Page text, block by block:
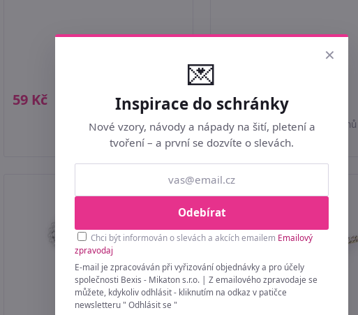
59 Kč
Skladem7ks
119 Kč
Do 1–3 pracovních dnů
×
💌
Inspirace do schránky
Nové vzory, návody a nápady na šití, pletení a
tvoření – a první se dozvíte o slevách.
Odebírat
Chci být informován o slevách a akcích emailem Emailový
zpravodaj
E-mail je zpracováván při vyřizování objednávky a pro účely
společnosti Bexis - Mikaton s.r.o. | Z emailového zpravodaje se
můžete, kdykoliv odhlásit - kliknutím na odkaz v patičce
newsletteru " Odhlásit se "